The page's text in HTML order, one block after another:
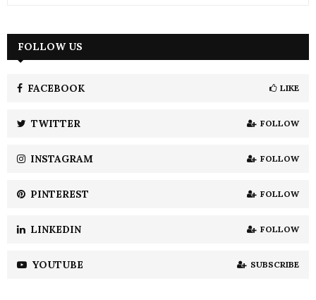
h
H
FOLLOW US
FACEBOOK LIKE
TWITTER FOLLOW
INSTAGRAM FOLLOW
PINTEREST FOLLOW
LINKEDIN FOLLOW
YOUTUBE SUBSCRIBE